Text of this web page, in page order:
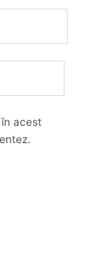
acest